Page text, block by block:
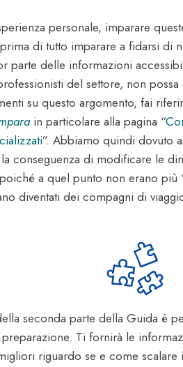
personale, imparare
di tutto imparare a fidarsi di
parte delle informazioni
del settore, non
su questo argomento, fai
in particolare alla pagina “
”. Abbiamo quindi dovuto
conseguenza di modificare le
a quel punto non erano più
diventati dei compagni di
seconda parte della Guida è
Ti fornirà le
riguardo se e come scalare